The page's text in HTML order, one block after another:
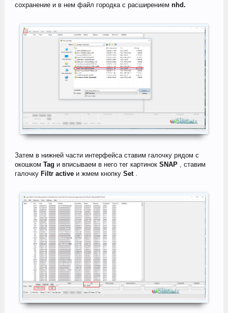
сохранение и в нем файл городка с расширением nhd.
Затем в нижней части интерфейса ставим галочку рядом с
окошком Tag и вписываем в него тег картинок SNAP, ставим
галочку Filtr activeи жмем кнопку Set.